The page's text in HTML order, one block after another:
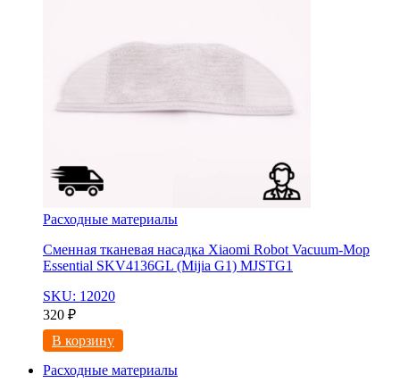
Расходные материалы
Сменная тканевая насадка Xiaomi Robot Vacuum-Mop
Essential SKV4136GL (Mijia G1) MJSTG1
SKU: 12020
320 ₽
В корзину
Расходные материалы